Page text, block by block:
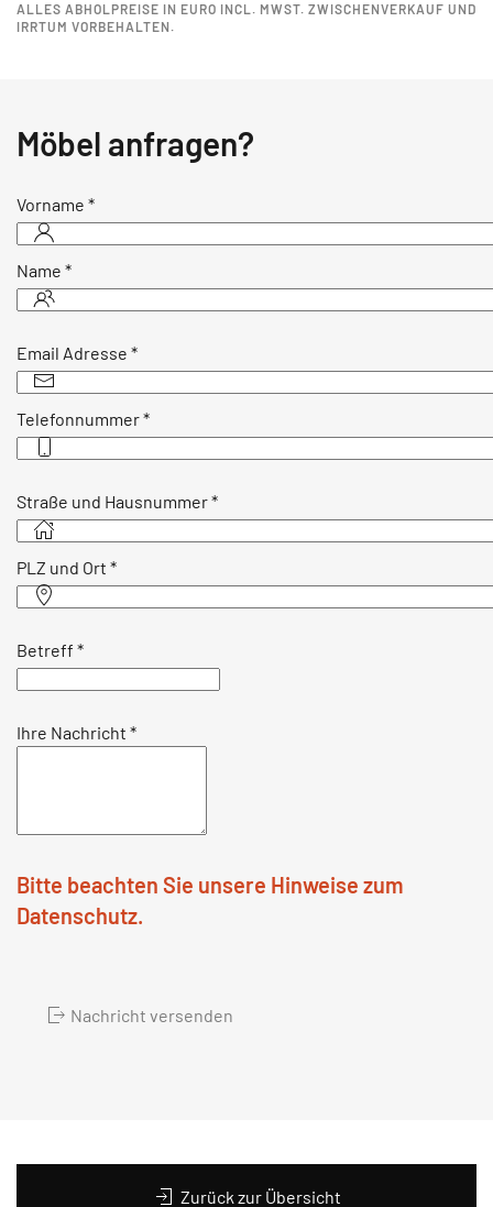
ALLES ABHOLPREISE IN EURO INCL. MWST. ZWISCHENVERKAUF UND
IRRTUM VORBEHALTEN.
Möbel anfragen?
Vorname *
Name *
Email Adresse *
Telefonnummer*
Straße und Hausnummer*
PLZ und Ort *
Betreff *
Ihre Nachricht *
Bitte beachten Sie unsere Hinweise zum
Datenschutz.
Nachricht versenden
Zurück zur Übersicht